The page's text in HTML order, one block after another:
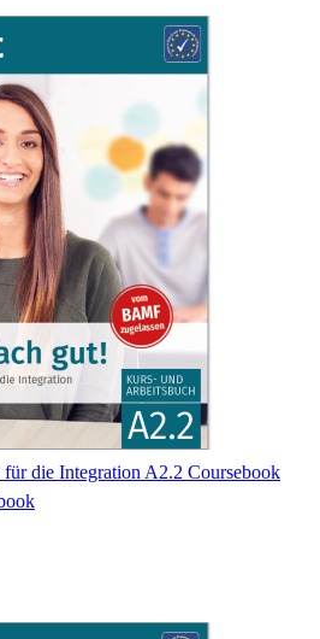
die Integration A2.2 Coursebook